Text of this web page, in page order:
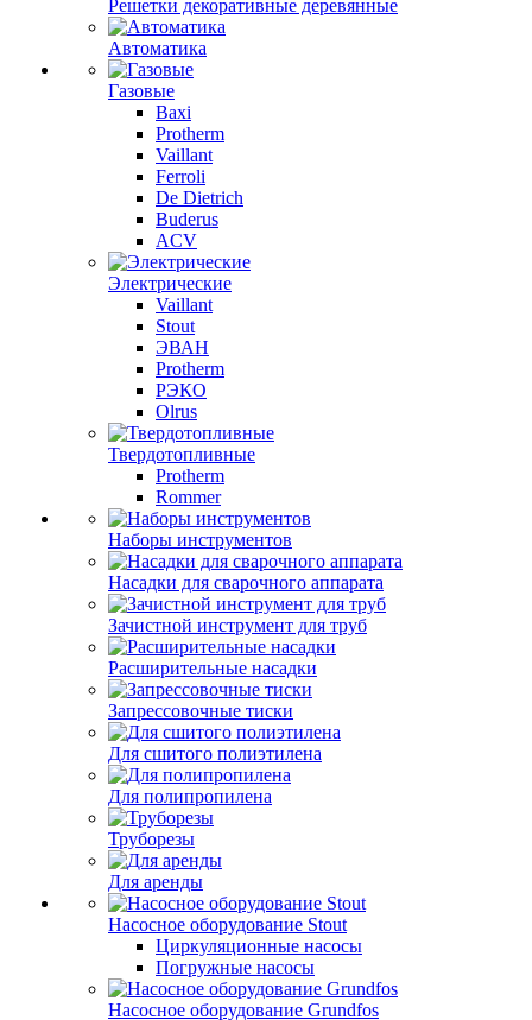
Решетки декоративные деревянные
Автоматика
Газовые
Baxi
Protherm
Vaillant
Ferroli
De Dietrich
Buderus
ACV
Электрические
Vaillant
Stout
ЭВАН
Protherm
РЭКО
Olrus
Твердотопливные
Protherm
Rommer
Наборы инструментов
Насадки для сварочного аппарата
Зачистной инструмент для труб
Расширительные насадки
Запрессовочные тиски
Для сшитого полиэтилена
Для полипропилена
Труборезы
Для аренды
Насосное оборудование Stout
Циркуляционные насосы
Погружные насосы
Насосное оборудование Grundfos